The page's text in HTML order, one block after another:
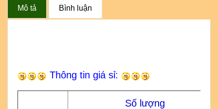
Mô tả Bình luận
Thông tin giá sỉ:
Số lượng